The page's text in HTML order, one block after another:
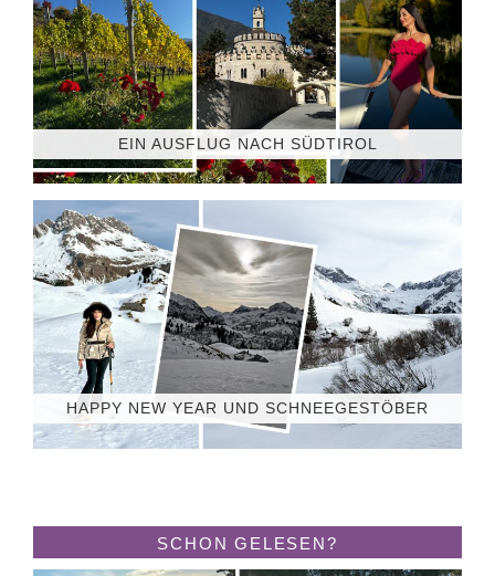
EIN AUSFLUG NACH SÜDTIROL
HAPPY NEW YEAR UND SCHNEEGESTÖBER
SCHON GELESEN?